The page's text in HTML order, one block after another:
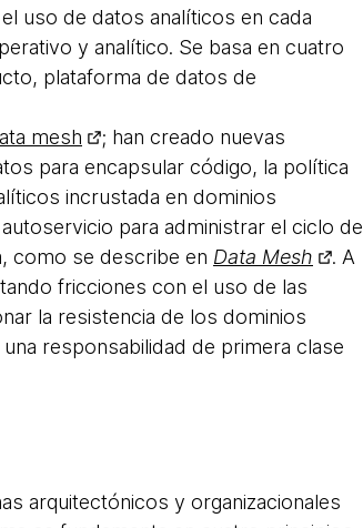
uso de datos analíticos en cada
y analítico. Se basa en cuatro
plataforma de datos de
mesh
; han creado nuevas
para encapsular código, la política
incrustada en dominios
para administrar el ciclo de
como se describe en Data Mesh
. A
fricciones con el uso de las
la resistencia de los dominios
responsabilidad de primera clase
arquitectónicos y organizacionales